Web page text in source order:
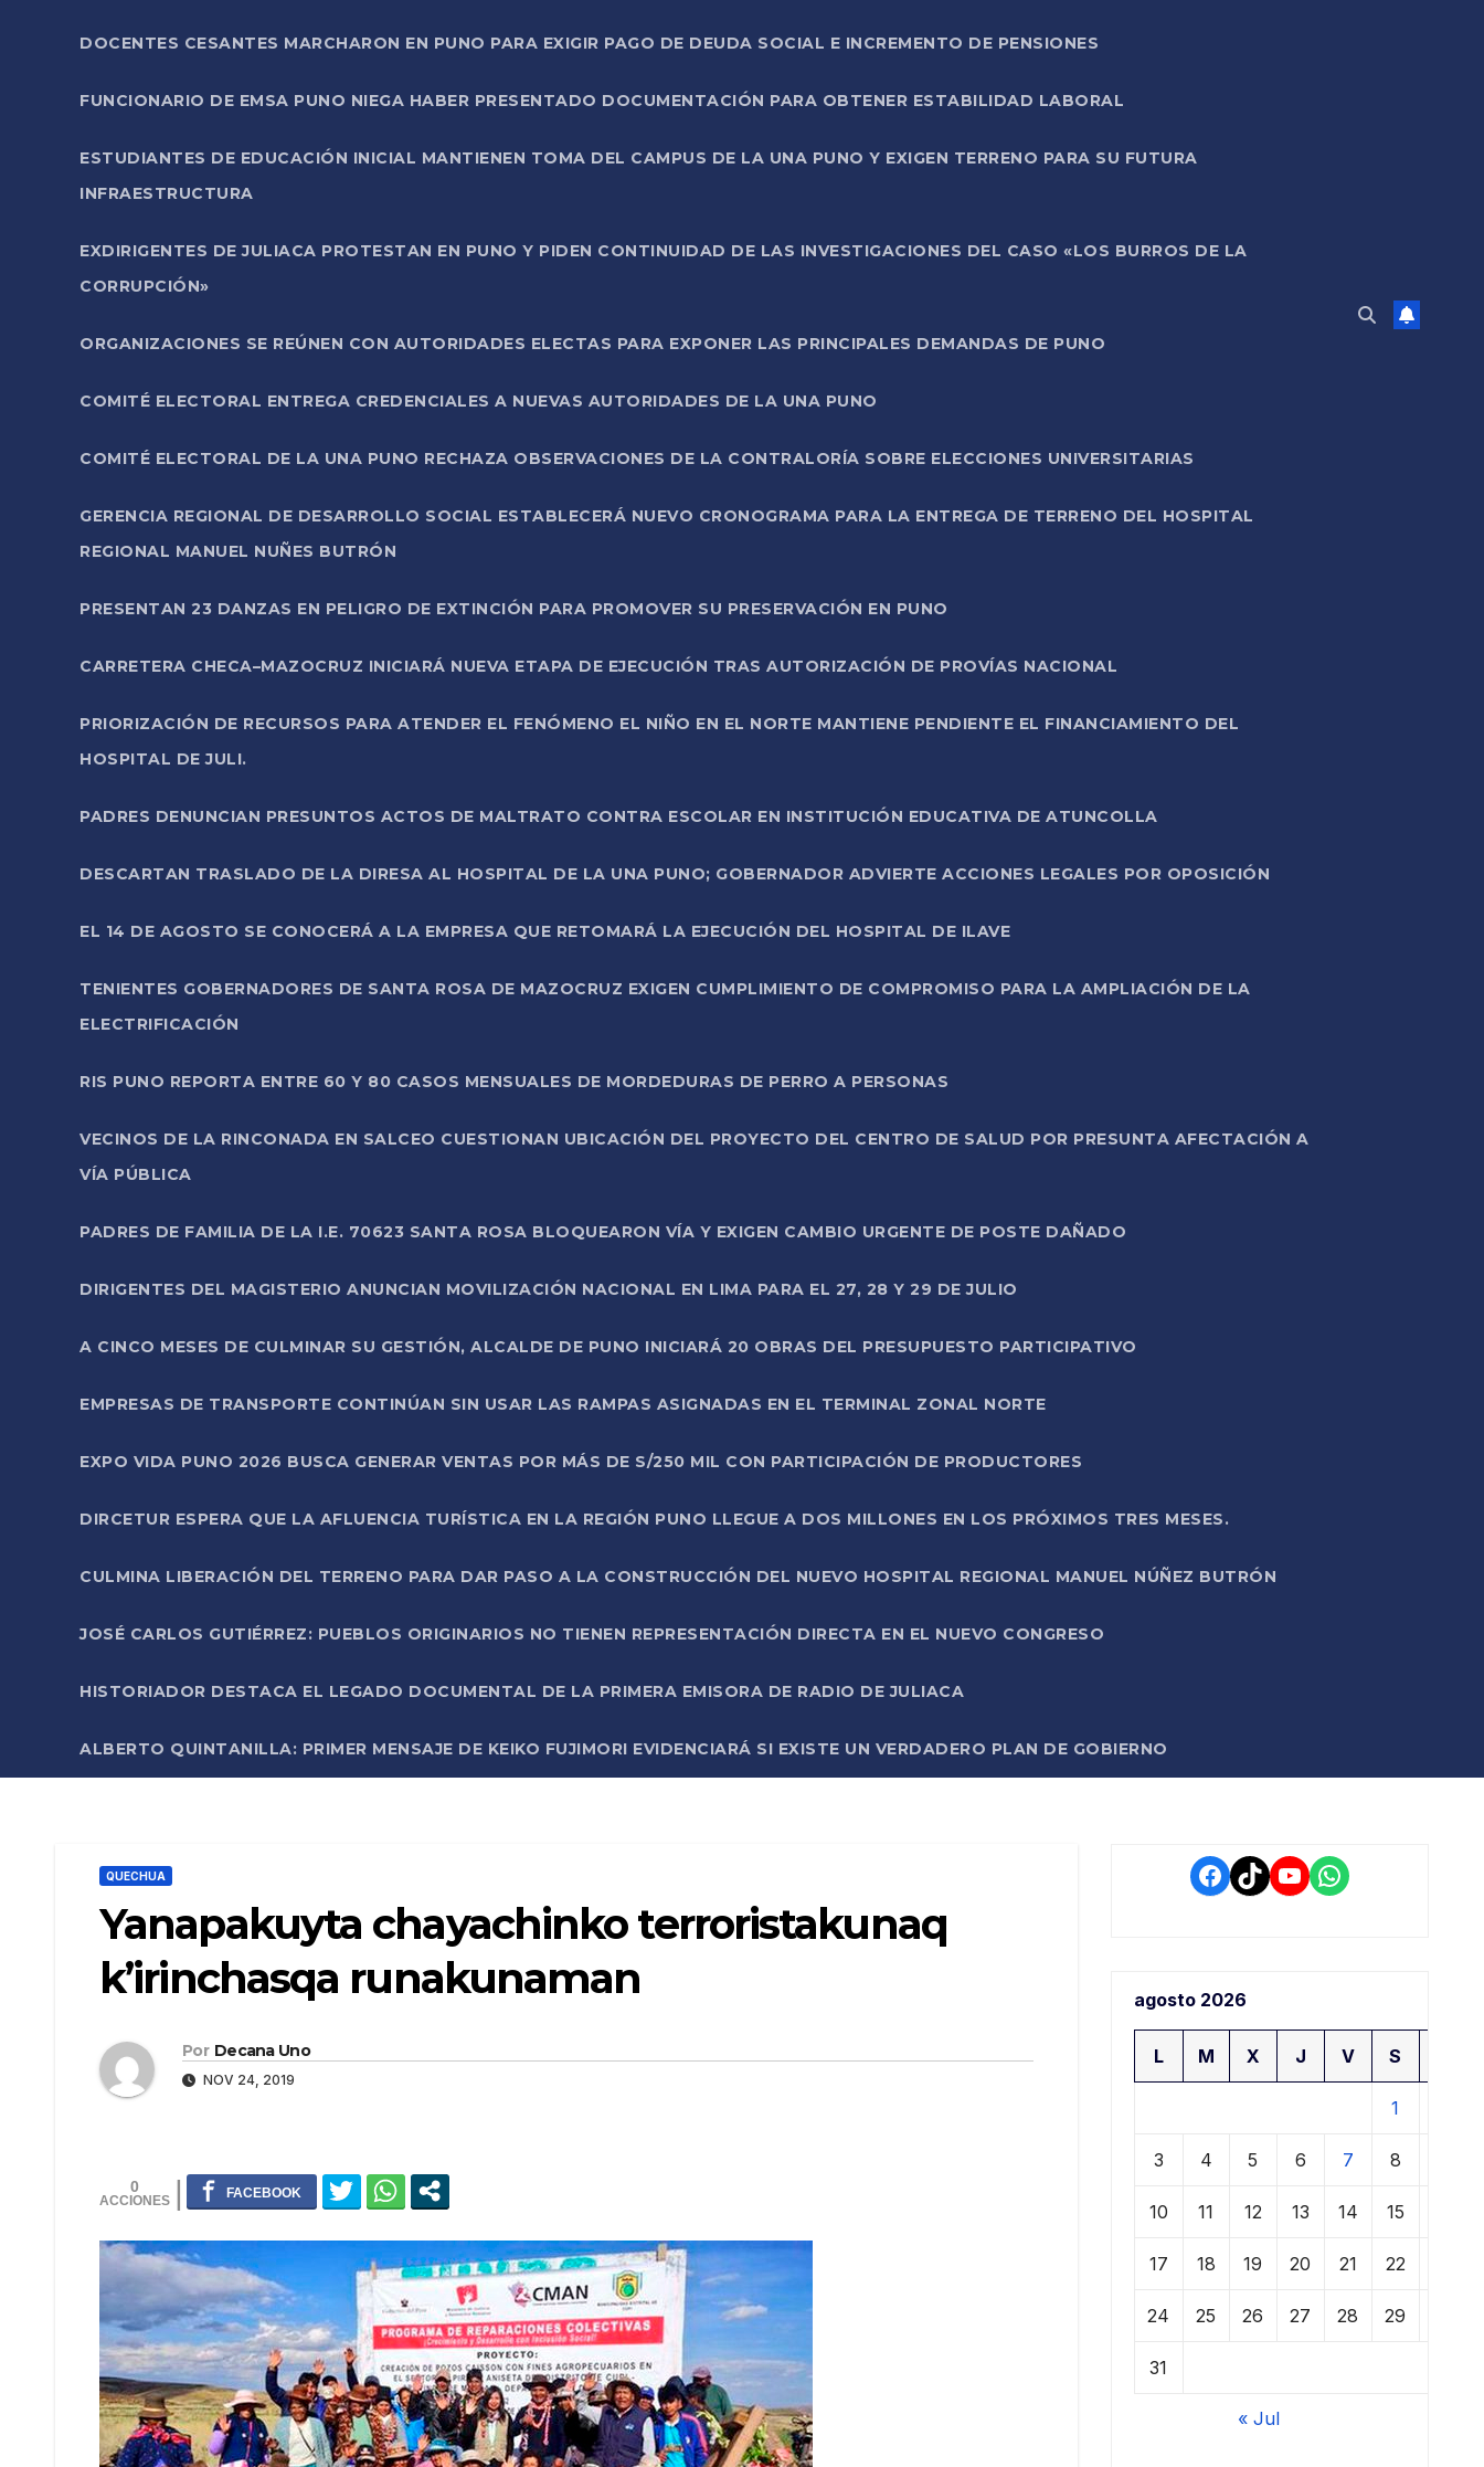
DOCENTES CESANTES MARCHARON EN PUNO PARA EXIGIR PAGO DE DEUDA SOCIAL E INCREMENTO DE PENSIONES
FUNCIONARIO DE EMSA PUNO NIEGA HABER PRESENTADO DOCUMENTACIÓN PARA OBTENER ESTABILIDAD LABORAL
ESTUDIANTES DE EDUCACIÓN INICIAL MANTIENEN TOMA DEL CAMPUS DE LA UNA PUNO Y EXIGEN TERRENO PARA SU FUTURA
INFRAESTRUCTURA
EXDIRIGENTES DE JULIACA PROTESTAN EN PUNO Y PIDEN CONTINUIDAD DE LAS INVESTIGACIONES DEL CASO «LOS BURROS DE LA
CORRUPCIÓN»
ORGANIZACIONES SE REÚNEN CON AUTORIDADES ELECTAS PARA EXPONER LAS PRINCIPALES DEMANDAS DE PUNO
COMITÉ ELECTORAL ENTREGA CREDENCIALES A NUEVAS AUTORIDADES DE LA UNA PUNO
COMITÉ ELECTORAL DE LA UNA PUNO RECHAZA OBSERVACIONES DE LA CONTRALORÍA SOBRE ELECCIONES UNIVERSITARIAS
GERENCIA REGIONAL DE DESARROLLO SOCIAL ESTABLECERÁ NUEVO CRONOGRAMA PARA LA ENTREGA DE TERRENO DEL HOSPITAL
REGIONAL MANUEL NUÑES BUTRÓN
PRESENTAN 23 DANZAS EN PELIGRO DE EXTINCIÓN PARA PROMOVER SU PRESERVACIÓN EN PUNO
CARRETERA CHECA–MAZOCRUZ INICIARÁ NUEVA ETAPA DE EJECUCIÓN TRAS AUTORIZACIÓN DE PROVÍAS NACIONAL
PRIORIZACIÓN DE RECURSOS PARA ATENDER EL FENÓMENO EL NIÑO EN EL NORTE MANTIENE PENDIENTE EL FINANCIAMIENTO DEL
HOSPITAL DE JULI.
PADRES DENUNCIAN PRESUNTOS ACTOS DE MALTRATO CONTRA ESCOLAR EN INSTITUCIÓN EDUCATIVA DE ATUNCOLLA
DESCARTAN TRASLADO DE LA DIRESA AL HOSPITAL DE LA UNA PUNO; GOBERNADOR ADVIERTE ACCIONES LEGALES POR OPOSICIÓN
EL 14 DE AGOSTO SE CONOCERÁ A LA EMPRESA QUE RETOMARÁ LA EJECUCIÓN DEL HOSPITAL DE ILAVE
TENIENTES GOBERNADORES DE SANTA ROSA DE MAZOCRUZ EXIGEN CUMPLIMIENTO DE COMPROMISO PARA LA AMPLIACIÓN DE LA
ELECTRIFICACIÓN
RIS PUNO REPORTA ENTRE 60 Y 80 CASOS MENSUALES DE MORDEDURAS DE PERRO A PERSONAS
VECINOS DE LA RINCONADA EN SALCEO CUESTIONAN UBICACIÓN DEL PROYECTO DEL CENTRO DE SALUD POR PRESUNTA AFECTACIÓN A
VÍA PÚBLICA
PADRES DE FAMILIA DE LA I.E. 70623 SANTA ROSA BLOQUEARON VÍA Y EXIGEN CAMBIO URGENTE DE POSTE DAÑADO
DIRIGENTES DEL MAGISTERIO ANUNCIAN MOVILIZACIÓN NACIONAL EN LIMA PARA EL 27, 28 Y 29 DE JULIO
A CINCO MESES DE CULMINAR SU GESTIÓN, ALCALDE DE PUNO INICIARÁ 20 OBRAS DEL PRESUPUESTO PARTICIPATIVO
EMPRESAS DE TRANSPORTE CONTINÚAN SIN USAR LAS RAMPAS ASIGNADAS EN EL TERMINAL ZONAL NORTE
EXPO VIDA PUNO 2026 BUSCA GENERAR VENTAS POR MÁS DE S/250 MIL CON PARTICIPACIÓN DE PRODUCTORES
DIRCETUR ESPERA QUE LA AFLUENCIA TURÍSTICA EN LA REGIÓN PUNO LLEGUE A DOS MILLONES EN LOS PRÓXIMOS TRES MESES.
CULMINA LIBERACIÓN DEL TERRENO PARA DAR PASO A LA CONSTRUCCIÓN DEL NUEVO HOSPITAL REGIONAL MANUEL NÚÑEZ BUTRÓN
JOSÉ CARLOS GUTIÉRREZ: PUEBLOS ORIGINARIOS NO TIENEN REPRESENTACIÓN DIRECTA EN EL NUEVO CONGRESO
HISTORIADOR DESTACA EL LEGADO DOCUMENTAL DE LA PRIMERA EMISORA DE RADIO DE JULIACA
ALBERTO QUINTANILLA: PRIMER MENSAJE DE KEIKO FUJIMORI EVIDENCIARÁ SI EXISTE UN VERDADERO PLAN DE GOBIERNO
QUECHUA
Yanapakuyta chayachinko terroristakunaq
k’irinchasqa runakunaman
Por Decana Uno
NOV 24, 2019
0
Facebook
TikTokYouTube
WhatsApp
agosto 2026
L M X J V S
1
3 4 5 6 7 8
10 11 12 13 14 15
17 18 19 20 21 22
24 25 26 27 28 29
31
« Jul